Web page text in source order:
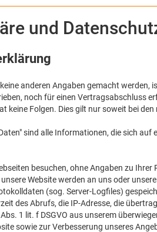
und
anderen Angaben gemacht werden,
noch für einen Vertragsabschluss
keine Folgen. Dies gilt nur soweit bei
sind alle Informationen, die sich
besuchen, ohne Angaben zu Ihrer
Website werden an uns oder
(sog. Server-Logfiles)
des Abrufs, die IP-Adresse, die
1 lit. f DSGVO aus unserem
sowie zur Verbesserung unseres